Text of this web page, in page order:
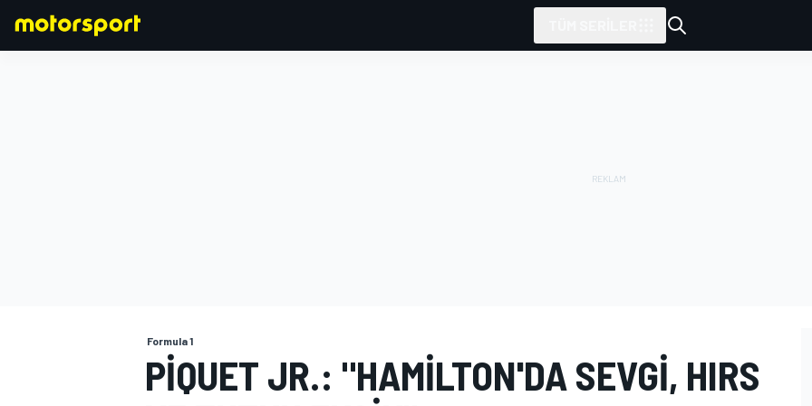
Formula 1
PIQUET JR.: "HAMILTON'DA SEVGI, HIRS